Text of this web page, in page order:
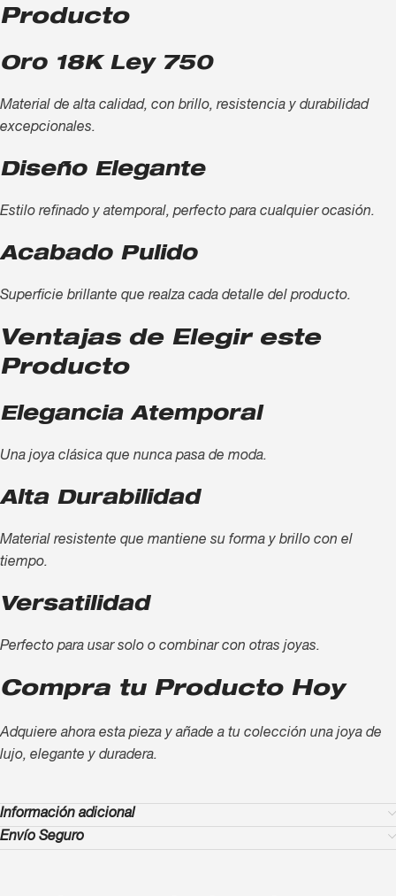
Producto
Oro 18K Ley 750
Material de alta calidad, con brillo, resistencia y durabilidad
excepcionales.
Diseño Elegante
Estilo refinado y atemporal, perfecto para cualquier ocasión.
Acabado Pulido
Superficie brillante que realza cada detalle del producto.
Ventajas de Elegir este
Producto
Elegancia Atemporal
Una joya clásica que nunca pasa de moda.
Alta Durabilidad
Material resistente que mantiene su forma y brillo con el
tiempo.
Versatilidad
Perfecto para usar solo o combinar con otras joyas.
Compra tu Producto Hoy
Adquiere ahora esta pieza y añade a tu colección una joya de
lujo, elegante y duradera.
Información adicional
Envío Seguro